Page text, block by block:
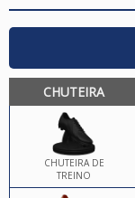
CHUTEIRA
CHUTEIRA DE
TREINO